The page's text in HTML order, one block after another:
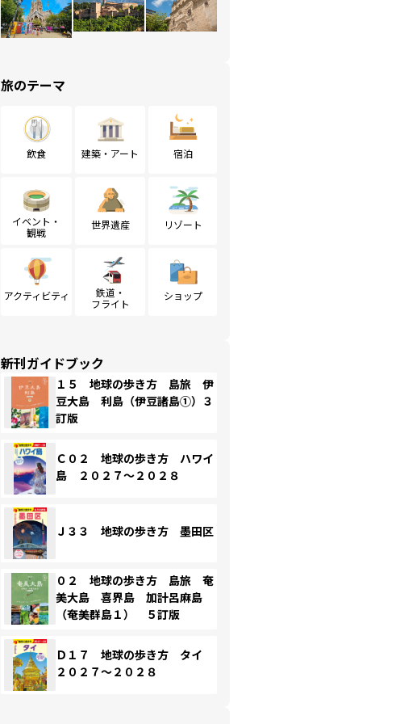
旅のテーマ
飲食 建築・アート 宿泊
イベント・
観戦
世界遺産 リゾート
アクティビティ
鉄道・
フライト
ショップ
新刊ガイドブック
１５ 地球の歩き方 島旅 伊
豆大島 利島（伊豆諸島①）３
訂版
Ｃ０２ 地球の歩き方 ハワイ
島 ２０２７～２０２８
Ｊ３３ 地球の歩き方 墨田区
０２ 地球の歩き方 島旅 奄
美大島 喜界島 加計呂麻島
（奄美群島１） ５訂版
Ｄ１７ 地球の歩き方 タイ
２０２７～２０２８